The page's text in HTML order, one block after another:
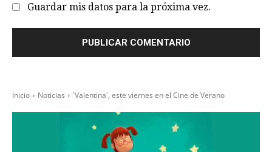
Guardar mis datos para la próxima vez.